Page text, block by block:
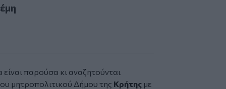
είναι παρούσα κι αναζητούνται
μητροπολιτικού Δήμου της Κρήτης με